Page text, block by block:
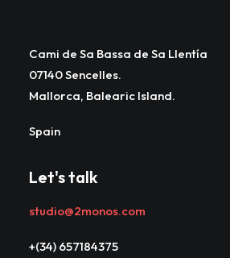
Cami de Sa Bassa de Sa Llentía
07140 Sencelles.
Mallorca, Balearic Island.
Spain
Let's talk
studio@2monos.com
+(34) 657184375